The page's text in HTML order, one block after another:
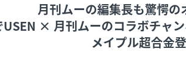
月刊ムーの編集長も驚愕の
USEN × 月刊ムーのコラボチャ
メイプル超合金